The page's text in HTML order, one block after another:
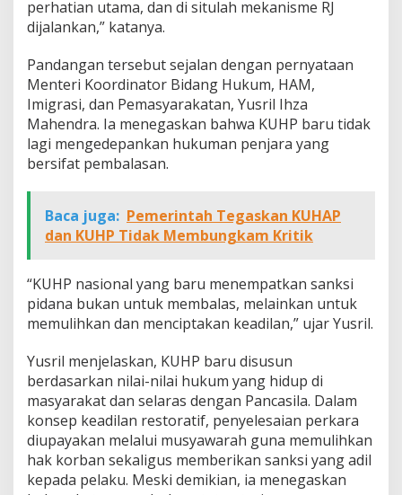
perhatian utama, dan di situlah mekanisme RJ
dijalankan,” katanya.
Pandangan tersebut sejalan dengan pernyataan
Menteri Koordinator Bidang Hukum, HAM,
Imigrasi, dan Pemasyarakatan, Yusril Ihza
Mahendra. Ia menegaskan bahwa KUHP baru tidak
lagi mengedepankan hukuman penjara yang
bersifat pembalasan.
Baca juga: Pemerintah Tegaskan KUHAP
dan KUHP Tidak Membungkam Kritik
“KUHP nasional yang baru menempatkan sanksi
pidana bukan untuk membalas, melainkan untuk
memulihkan dan menciptakan keadilan,” ujar Yusril.
Yusril menjelaskan, KUHP baru disusun
berdasarkan nilai-nilai hukum yang hidup di
masyarakat dan selaras dengan Pancasila. Dalam
konsep keadilan restoratif, penyelesaian perkara
diupayakan melalui musyawarah guna memulihkan
hak korban sekaligus memberikan sanksi yang adil
kepada pelaku. Meski demikian, ia menegaskan